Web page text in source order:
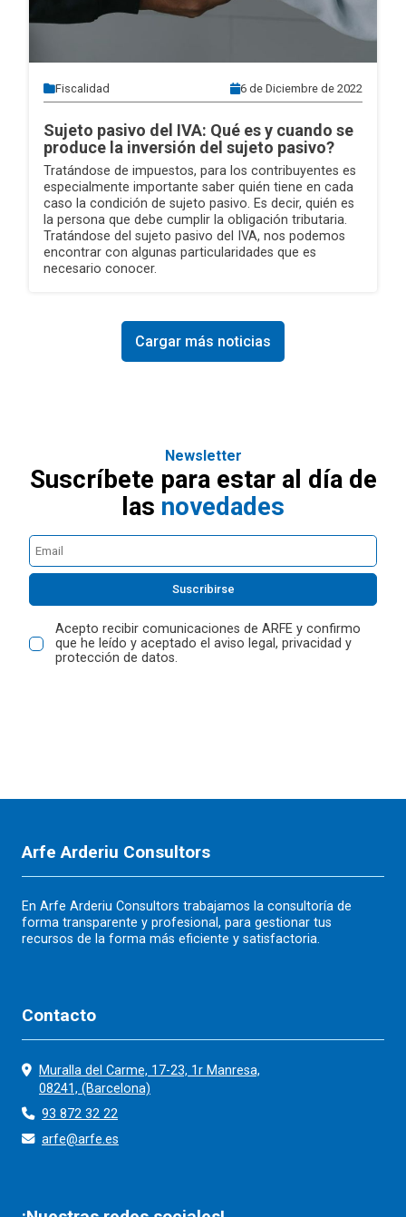
Fiscalidad 6 de Diciembre de 2022
Sujeto pasivo del IVA: Qué es y cuando se
produce la inversión del sujeto pasivo?
Tratándose de impuestos, para los contribuyentes es
especialmente importante saber quién tiene en cada
caso la condición de sujeto pasivo. Es decir, quién es
la persona que debe cumplir la obligación tributaria.
Tratándose del sujeto pasivo del IVA, nos podemos
encontrar con algunas particularidades que es
necesario conocer.
Cargar más noticias
Newsletter
Suscríbete para estar al día de
las novedades
Suscribirse
Acepto recibir comunicaciones de ARFE y confirmo
que he leído y aceptado el aviso legal, privacidad y
protección de datos.
Arfe Arderiu Consultors
En Arfe Arderiu Consultors trabajamos la consultoría de
forma transparente y profesional, para gestionar tus
recursos de la forma más eficiente y satisfactoria.
Contacto
Muralla del Carme, 17-23, 1r Manresa,
08241, (Barcelona)
93 872 32 22
arfe@arfe.es